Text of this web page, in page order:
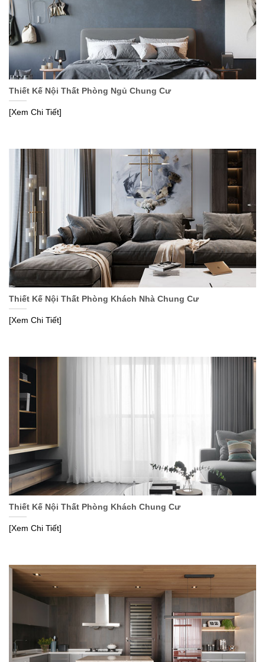
Thiết Kế Nội Thất Phòng Ngủ Chung Cư
[Xem Chi Tiết]
Thiết Kế Nội Thất Phòng Khách Nhà Chung Cư
[Xem Chi Tiết]
Thiết Kế Nội Thất Phòng Khách Chung Cư
[Xem Chi Tiết]